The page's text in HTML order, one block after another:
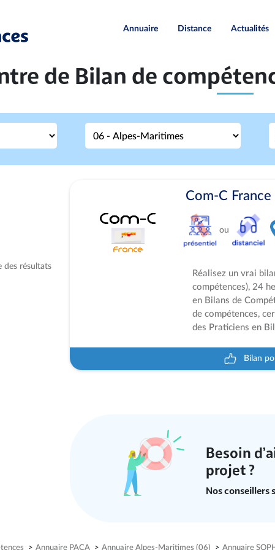
Annuaire Distance Actualités
de Bilan de
des résultats
Com-C
ou
Réalisez un vrai
compétences), 24
en Bilans de
de compétences,
des Praticiens en
Bilan
Besoin
projet ?
Nos conseillers
> Annuaire PACA > Annuaire Alpes-Maritimes (06) > Annuaire